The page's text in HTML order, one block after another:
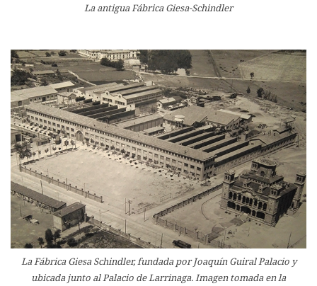
La antigua Fábrica Giesa-Schindler
La Fábrica Giesa Schindler, fundada por Joaquín Guiral Palacio y
ubicada junto al Palacio de Larrinaga. Imagen tomada en la